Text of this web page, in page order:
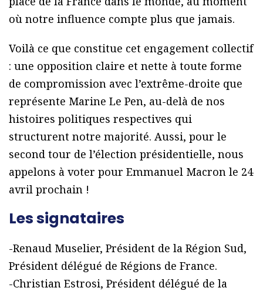
où notre influence compte plus que jamais.
Voilà ce que constitue cet engagement collectif
: une opposition claire et nette à toute forme
de compromission avec l’extrême-droite que
représente Marine Le Pen, au-delà de nos
histoires politiques respectives qui
structurent notre majorité. Aussi, pour le
second tour de l’élection présidentielle, nous
appelons à voter pour Emmanuel Macron le 24
avril prochain !
Les signataires
-Renaud Muselier, Président de la Région Sud,
Président délégué de Régions de France.
-Christian Estrosi, Président délégué de la